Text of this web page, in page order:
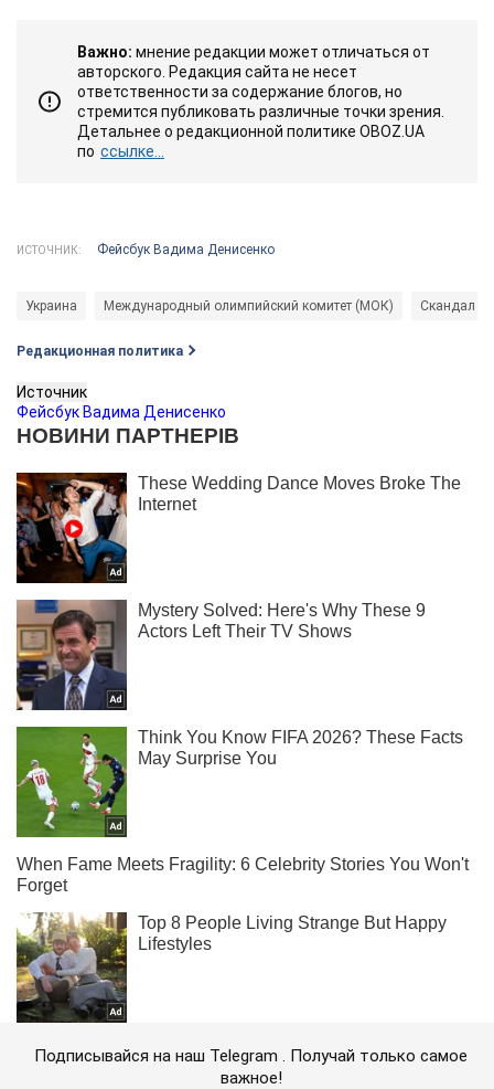
Важно: мнение редакции может отличаться от
авторского. Редакция сайта не несет
ответственности за содержание блогов, но
стремится публиковать различные точки зрения.
Детальнее о редакционной политике OBOZ.UA
по ссылке...
ИСТОЧНИК: Фейсбук Вадима Денисенко
Украина Международный олимпийский комитет (МОК) Скандал с
Редакционная политика
Источник
Фейсбук Вадима Денисенко
Подписывайся на наш Telegram . Получай только самое
важное!